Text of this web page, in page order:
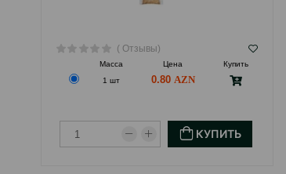
( Отзывы)
Масса Цена
Купить
1 шт
0.80
КУПИТЬ